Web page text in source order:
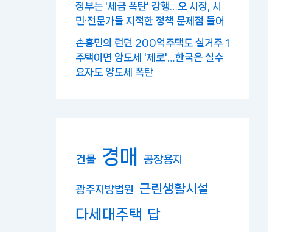
정부는 '세금 폭탄' 강행…오 시장, 시
민·전문가들 지적한 정책 문제점 들어
손흥민의 런던 200억주택도 실거주 1
주택이면 양도세 '제로'…한국은 실수
요자도 양도세 폭탄
건물 경매 공장용지
광주지방법원 근린생활시설
다세대주택 답